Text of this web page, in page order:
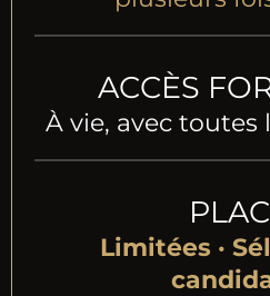
ACCÈS
À vie, avec toutes
Limitées ·